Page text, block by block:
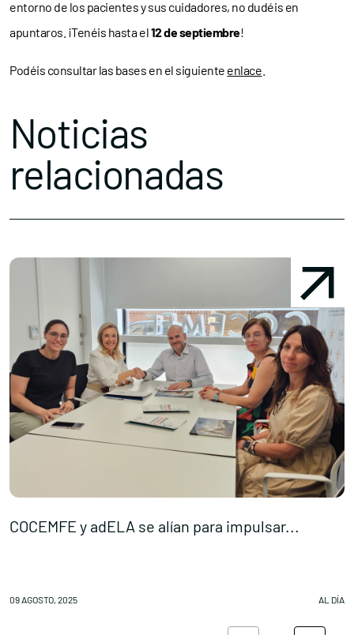
entorno de los pacientes y sus cuidadores, no dudéis en
apuntaros. ¡Tenéis hasta el12 de septiembre!
Podéis consultar las bases en el siguiente enlace
Noticias
relacionadas
COCEMFE y adELA se alían para impulsar...
09 AGOSTO, 2025 AL DÍA